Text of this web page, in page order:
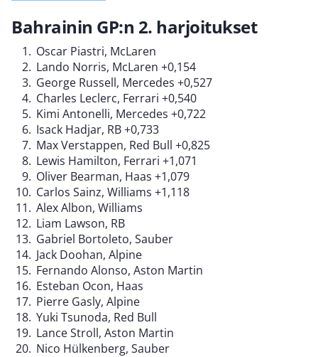
Bahrainin GP:n 2. harjoitukset
Oscar Piastri, McLaren
Lando Norris, McLaren +0,154
George Russell, Mercedes +0,527
Charles Leclerc, Ferrari +0,540
Kimi Antonelli, Mercedes +0,722
Isack Hadjar, RB +0,733
Max Verstappen, Red Bull +0,825
Lewis Hamilton, Ferrari +1,071
Oliver Bearman, Haas +1,079
Carlos Sainz, Williams +1,118
Alex Albon, Williams
Liam Lawson, RB
Gabriel Bortoleto, Sauber
Jack Doohan, Alpine
Fernando Alonso, Aston Martin
Esteban Ocon, Haas
Pierre Gasly, Alpine
Yuki Tsunoda, Red Bull
Lance Stroll, Aston Martin
Nico Hülkenberg, Sauber